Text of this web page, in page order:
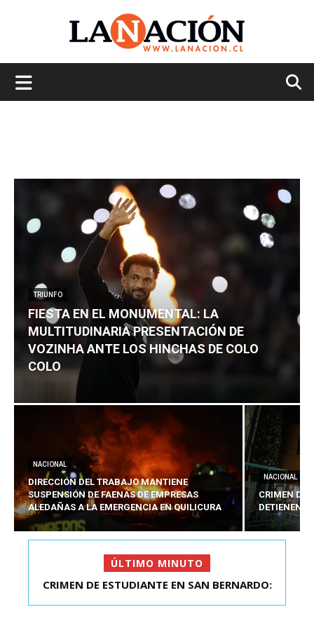
TRIUNFO
FIESTA EN EL MONUMENTAL: LA
MULTITUDINARIA PRESENTACIÓN DE
VOZINHA ANTE LOS HINCHAS DE COLO
COLO
NACIONAL
DIRECCIÓN DEL TRABAJO MANTIENE
SUSPENSIÓN DE FAENAS DE EMPRESAS
ALEDAÑAS A LA EMERGENCIA EN QUILICURA
NACIONAL
CRIMEN DE
DETIENEN
ÚLTIMO MINUTO
FIESTA EN EL MONUMENTAL: LA